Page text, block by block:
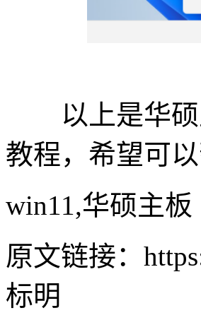
以上是华硕
教程，希望可
win11,华硕主板
原文链接：
标明